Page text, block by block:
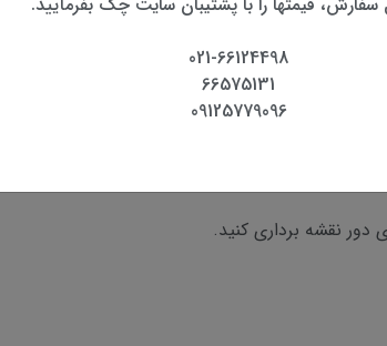
آب و هوایی سخت و دمای شدید می باشد.
نقشه برداری کنید.
021-66124498
66575131
09125779096